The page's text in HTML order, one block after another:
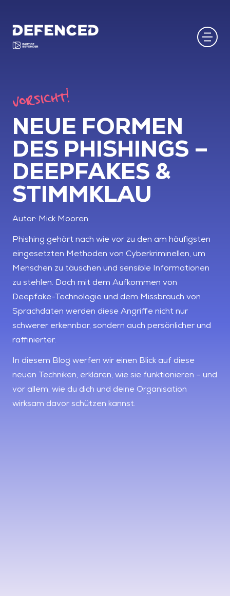
VORSICHT!
NEUE FORMEN
DES PHISHINGS –
DEEPFAKES &
STIMMKLAU
Autor: Mick Mooren
Phishing gehört nach wie vor zu den am häufigsten
eingesetzten Methoden von Cyberkriminellen, um
Menschen zu täuschen und sensible Informationen
zu stehlen. Doch mit dem Aufkommen von
Deepfake-Technologie und dem Missbrauch von
Sprachdaten werden diese Angriffe nicht nur
schwerer erkennbar, sondern auch persönlicher und
raffinierter.
In diesem Blog werfen wir einen Blick auf diese
neuen Techniken, erklären, wie sie funktionieren – und
vor allem, wie du dich und deine Organisation
wirksam davor schützen kannst.